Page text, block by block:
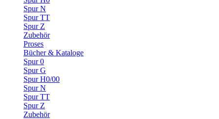
Spur N
Spur TT
Spur Z
Zubehör
Proses
Bücher & Kataloge
Spur 0
Spur G
Spur H0/00
Spur N
Spur TT
Spur Z
Zubehör